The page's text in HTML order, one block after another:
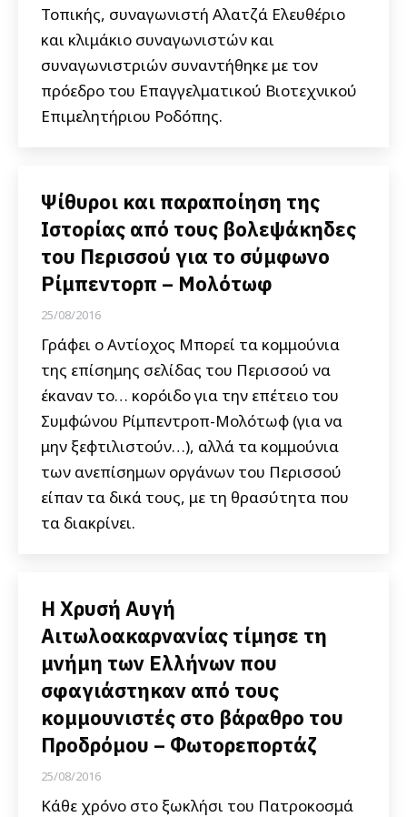
Τοπικής, συναγωνιστή Αλατζά Ελευθέριο
και κλιμάκιο συναγωνιστών και
συναγωνιστριών συναντήθηκε με τον
πρόεδρο του Επαγγελματικού Βιοτεχνικού
Επιμελητήριου Ροδόπης.
Ψίθυροι και παραποίηση της
Ιστορίας από τους βολεψάκηδες
του Περισσού για το σύμφωνο
Ρίμπεντορπ – Μολότωφ
25/08/2016
Γράφει ο Αντίοχος Μπορεί τα κομμούνια
της επίσημης σελίδας του Περισσού να
έκαναν το… κορόιδο για την επέτειο του
Συμφώνου Ρίμπεντροπ-Μολότωφ (για να
μην ξεφτιλιστούν…), αλλά τα κομμούνια
των ανεπίσημων οργάνων του Περισσού
είπαν τα δικά τους, με τη θρασύτητα που
τα διακρίνει.
Η Χρυσή Αυγή
Αιτωλοακαρνανίας τίμησε τη
μνήμη των Ελλήνων που
σφαγιάστηκαν από τους
κομμουνιστές στο βάραθρο του
Προδρόμου – Φωτορεπορτάζ
25/08/2016
Κάθε χρόνο στο ξωκλήσι του Πατροκοσμά